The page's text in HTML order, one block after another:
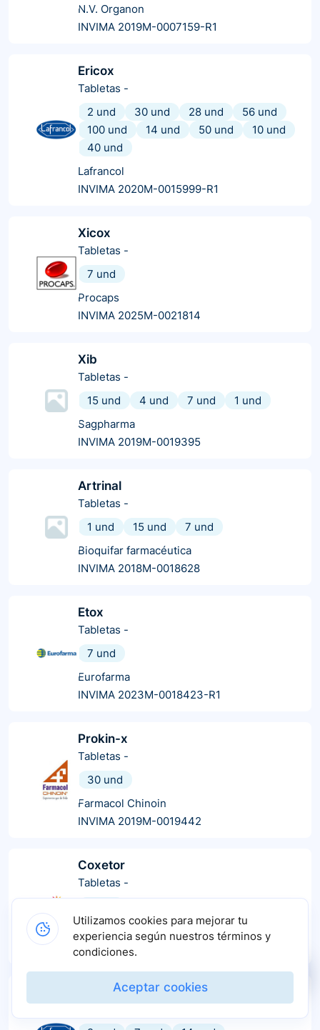
N.V. Organon
INVIMA 2019M-0007159-R1
Ericox
Tabletas -
2 und
30 und 28 und
56 und
100 und
14 und 50 und
10 und
40 und
Lafrancol
INVIMA 2020M-0015999-R1
Xicox
Tabletas -
7 und
Procaps
INVIMA 2025M-0021814
Xib
Tabletas -
15 und
4 und 7 und
1 und
Sagpharma
INVIMA 2019M-0019395
Artrinal
Tabletas -
1 und
15 und
7 und
Bioquifar farmacéutica
INVIMA 2018M-0018628
Etox
Tabletas -
7 und
Eurofarma
INVIMA 2023M-0018423-R1
Prokin-x
Tabletas -
30 und
Farmacol Chinoin
INVIMA 2019M-0019442
Coxetor
Tabletas -
Altadis
INVIMA 2020M-0019929
Ericox 90
Utilizamos cookies para mejorar tu
experiencia según nuestros términos y
condiciones.
Aceptar cookies